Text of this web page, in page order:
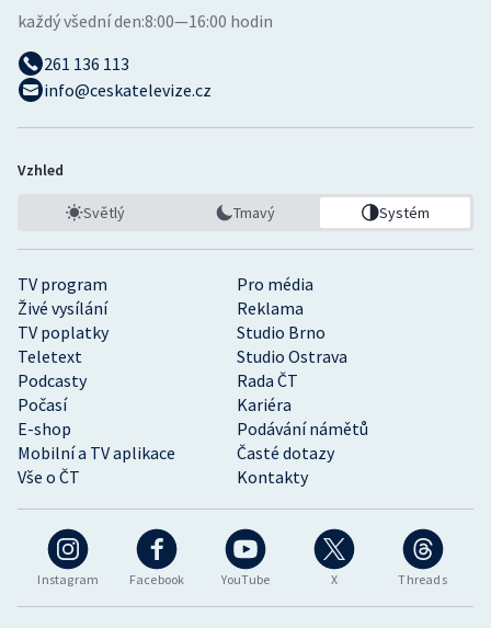
Instagram Facebook YouTube X Threads
TV program
Pro média
Živé vysílání
Reklama
TV poplatky
Studio Brno
Teletext
Studio Ostrava
Podcasty
Rada ČT
Počasí
Kariéra
E-shop
Podávání námětů
Mobilní a TV aplikace
Časté dotazy
Vše o ČT
Kontakty
každý všední den:8:00—16:00 hodin
261 136 113
info@ceskatelevize.cz
Vzhled
Světlý Tmavý Systém